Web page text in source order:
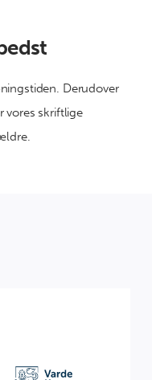
Derudover
vores skriftlige